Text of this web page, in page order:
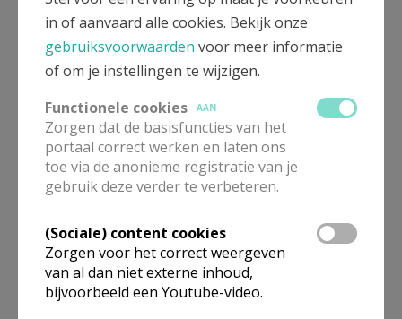
In deze kerk vinden geen weekendvieringen plaats. Via de
onderstaande lijst kan je het aanbod van kerken in de buurt
raadplegen.
in of aanvaard alle cookies. Bekijk onze
gebruiksvoorwaarden voor meer informatie
of om je instellingen te wijzigen.
Functionele cookies
AAN
Zorgen dat de basisfuncties van het
portaal correct werken en laten ons
toe via de anonieme registratie van je
gebruik deze verder te verbeteren.
(Sociale) content cookies
Zorgen voor het correct weergeven
van al dan niet externe inhoud,
bijvoorbeeld een Youtube-video.